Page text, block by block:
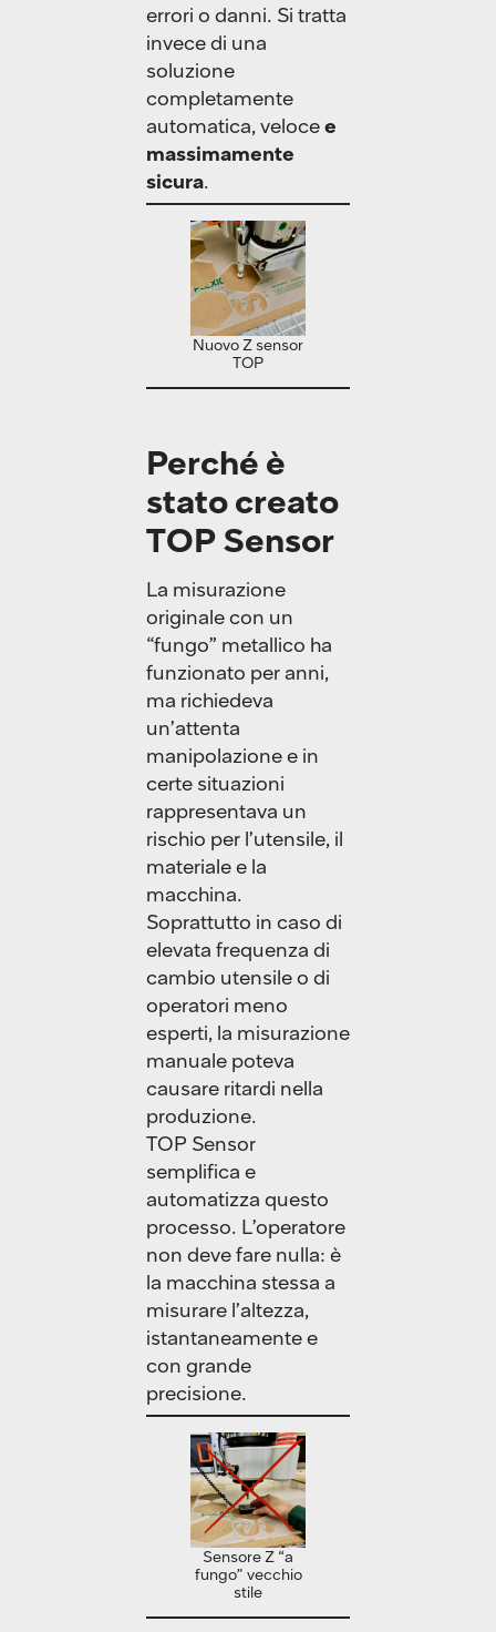
errori o danni. Si tratta
invece di una
soluzione
completamente
automatica, velocee
massimamente
sicura.
Nuovo Z sensor
TOP
Perché è
stato creato
TOP Sensor
La misurazione
originale con un
“fungo” metallico ha
funzionato per anni,
ma richiedeva
un’attenta
manipolazione e in
certe situazioni
rappresentava un
rischio per l’utensile, il
materiale e la
macchina.
Soprattutto in caso di
elevata frequenza di
cambio utensile o di
operatori meno
esperti, la misurazione
manuale poteva
causare ritardi nella
produzione.
TOP Sensor
semplifica e
automatizza questo
processo. L’operatore
non deve fare nulla: è
la macchina stessa a
misurare l’altezza,
istantaneamente e
con grande
precisione.
Sensore Z “a
fungo” vecchio
stile